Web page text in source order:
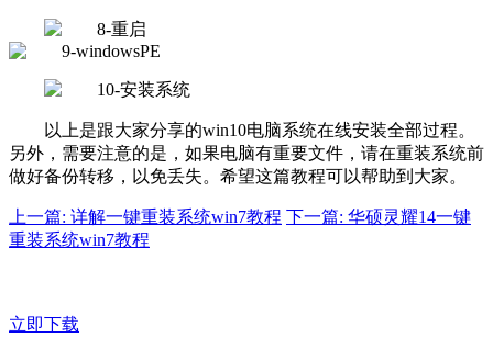
以上是跟大家分享的win10电脑系统在线安装全部过程。
另外，需要注意的是，如果电脑有重要文件，请在重装系统前
做好备份转移，以免丢失。希望这篇教程可以帮助到大家。
上一篇: 详解一键重装系统win7教程 下一篇: 华硕灵耀14一键
重装系统win7教程
立即下载